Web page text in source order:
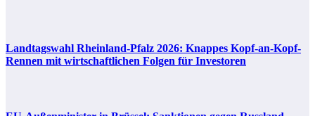
Landtagswahl Rheinland-Pfalz 2026: Knappes Kopf-an-Kopf-
Rennen mit wirtschaftlichen Folgen für Investoren